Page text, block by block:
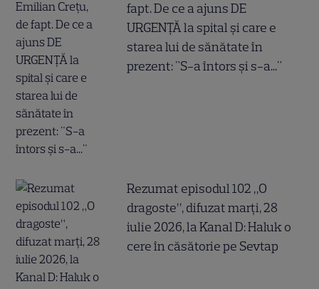
fapt. De ce a ajuns DE
URGENȚĂ la spital și care e
starea lui de sănătate în
prezent: "S-a întors și s-a..."
Rezumat episodul 102 „O
dragoste”, difuzat marți, 28
iulie 2026, la Kanal D: Haluk o
cere în căsătorie pe Sevtap